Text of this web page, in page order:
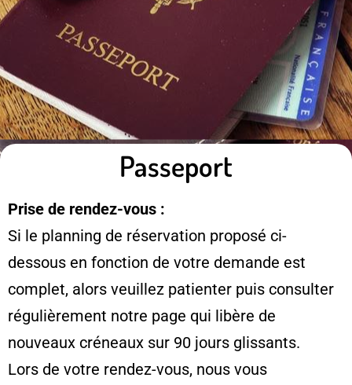
Passeport
Prise de rendez-vous :
Si le planning de réservation proposé ci-
dessous en fonction de votre demande est
complet, alors veuillez patienter puis consulter
régulièrement notre page qui libère de
nouveaux créneaux sur 90 jours glissants.
Lors de votre rendez-vous, nous vous